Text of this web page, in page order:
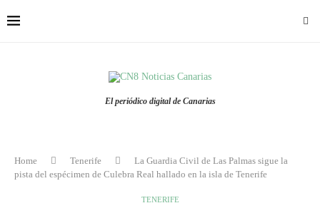
El periódico digital de Canarias
Home Tenerife
La Guardia Civil de Las Palmas sigue la
pista del espécimen de Culebra Real hallado en la isla de Tenerife
TENERIFE